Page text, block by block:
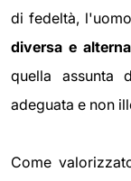
di fedeltà,
diversa e
quella assunta
adeguata e non
Come